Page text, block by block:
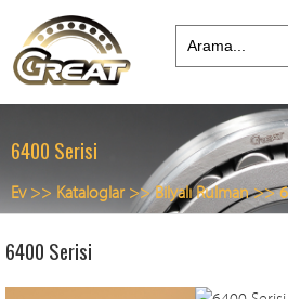
6400 Serisi
Ev >> Kataloglar >>Bilyalı Rulman>>
6400 Serisi